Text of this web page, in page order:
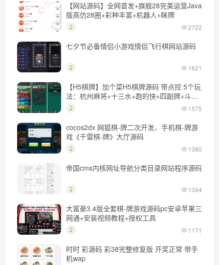
【网站源码】全网首发+旗舰28完美运营Java
版高仿28圈+彩种丰富+机器人+眯牌
2722
七夕节必备情侣小游戏情侣飞行棋网站源码
1621
【H5棋牌】加个菜H5棋牌源码 带点控 5个玩
法：杭州麻将+十三水+跑的快+四副牌+斗地
主
1575
cocos2dx 网狐棋-牌二次开发、手机棋-牌游
戏《千雷棋-牌》大厅源码
1380
帝国cms内核网址导航分类目录网站程序源码
1344
大富豪3.4版全套棋-牌游戏源码pc安卓苹果三
网通+安装视频教程+授权工具
1171
时时 彩源码 彩38完整修复版 开奖正常 带手
机wap